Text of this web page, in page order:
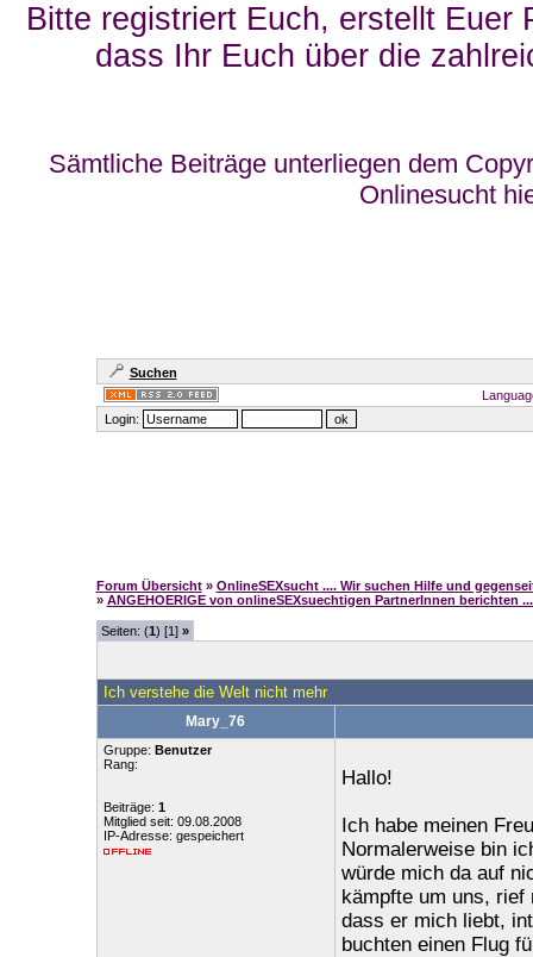
Bitte registriert Euch, erstellt Euer
dass Ihr Euch über die
Sämtliche Beiträge unterliegen dem
Onlinesucht
Suchen
Login:
Forum Übersicht » OnlineSEXsucht .... Wir suchen Hilfe und
» ANGEHOERIGE von onlineSEXsuechtigen PartnerInnen berichten
Seiten: (1) [1] »
Ich verstehe die Welt nicht mehr
Mary_76
Gruppe: Benutzer
Rang:
Beiträge: 1
Mitglied seit: 09.08.2008
IP-Adresse: gespeichert
Hallo!
Ich habe meinen
Normalerweise bin
würde mich da auf
kämpfte um uns,
dass er mich liebt,
buchten einen Flug